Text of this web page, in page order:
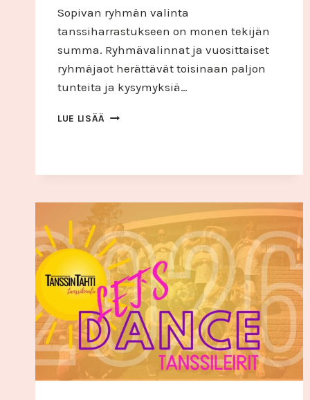
Sopivan ryhmän valinta
tanssiharrastukseen on monen tekijän
summa. Ryhmävalinnat ja vuosittaiset
ryhmäjaot herättävät toisinaan paljon
tunteita ja kysymyksiä…
LUE LISÄÄ SOPIVAN